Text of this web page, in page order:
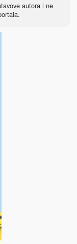
autora i ne